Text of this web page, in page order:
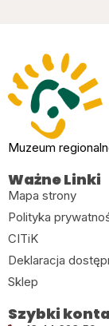
Muzeum
Ważne Linki
Mapa strony
Polityka
CITiK
Deklaracja
Sklep
Szybki